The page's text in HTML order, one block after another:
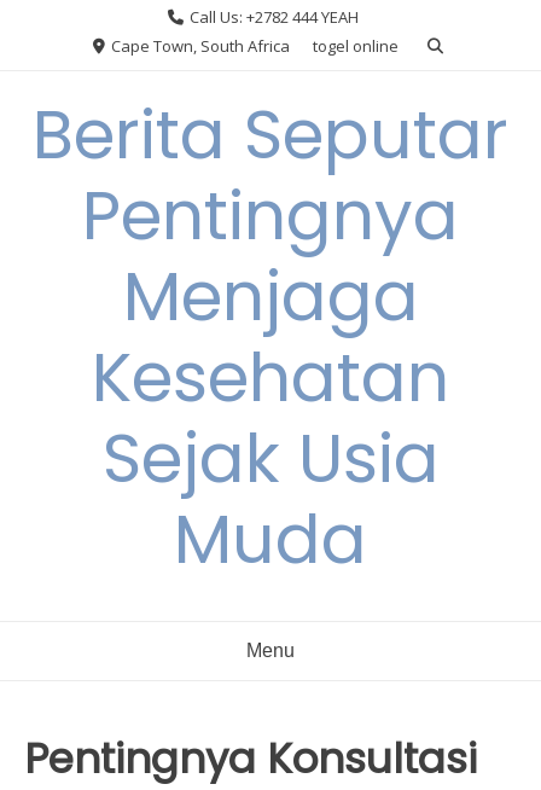
Call Us: +2782 444 YEAH
Cape Town, South Africa
togel online
Berita Seputar
Pentingnya
Menjaga
Kesehatan
Sejak Usia
Muda
Menu
Pentingnya Konsultasi